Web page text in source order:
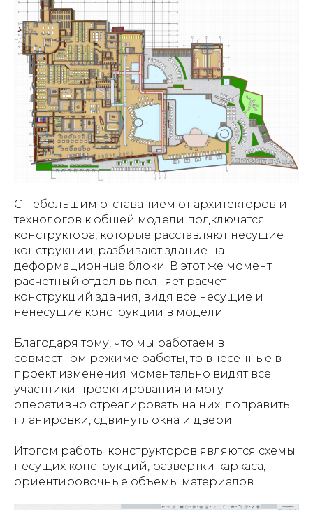
С небольшим отставанием от архитекторов и
технологов к общей модели подключатся
конструктора, которые расставляют несущие
конструкции, разбивают здание на
деформационные блоки. В этот же момент
расчётный отдел выполняет расчет
конструкций здания, видя все несущие и
ненесущие конструкции в модели.
Благодаря тому, что мы работаем в
совместном режиме работы, то внесенные в
проект изменения моментально видят все
участники проектирования и могут
оперативно отреагировать на них, поправить
планировки, сдвинуть окна и двери.
Итогом работы конструкторов являются схемы
несущих конструкций, развертки каркаса,
ориентировочные объемы материалов.